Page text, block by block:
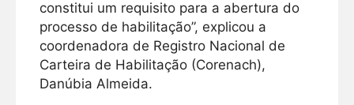
constitui um requisito para a abertura do
processo de habilitação”, explicou a
coordenadora de Registro Nacional de
Carteira de Habilitação (Corenach),
Danúbia Almeida.